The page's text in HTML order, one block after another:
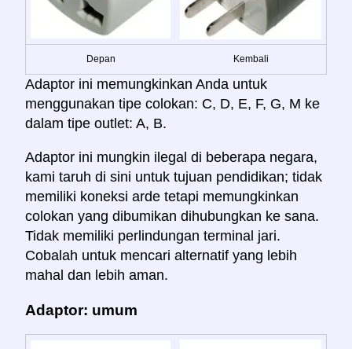
Depan Kembali
Adaptor ini memungkinkan Anda untuk
menggunakan tipe colokan: C, D, E, F, G, M ke
dalam tipe outlet: A, B.
Adaptor ini mungkin ilegal di beberapa negara,
kami taruh di sini untuk tujuan pendidikan; tidak
memiliki koneksi arde tetapi memungkinkan
colokan yang dibumikan dihubungkan ke sana.
Tidak memiliki perlindungan terminal jari.
Cobalah untuk mencari alternatif yang lebih
mahal dan lebih aman.
Adaptor: umum